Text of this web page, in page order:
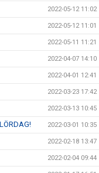
2022-05-12 11:02
2022-05-12 11:01
2022-05-11 11:21
2022-04-07 14:10
2022-04-01 12:41
2022-03-23 17:42
2022-03-13 10:45
2022-03-01 10:35
2022-02-18 13:47
2022-02-04 09:44